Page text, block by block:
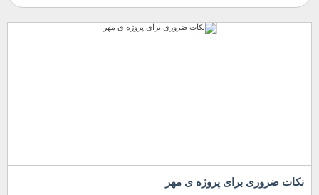
نکات ضروری برای پروژه ی مهر